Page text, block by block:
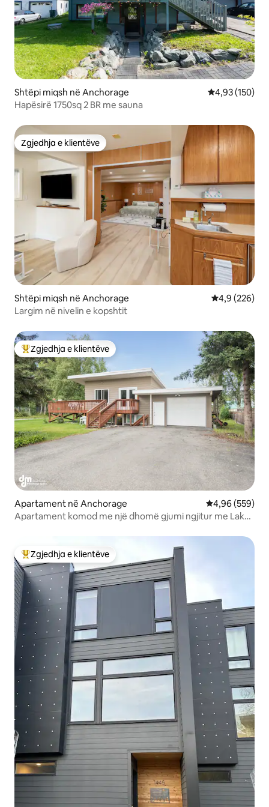
Shtëpi miqsh në Anchorage Vlerësimi
4,93 (150)
Hapësirë 1750sq 2 BR me sauna
Zgjedhja e klientëve
Zgjedhja e klientëve
Shtëpi miqsh në Anchorage Vlerësimi
4,9 (226)
Largim në nivelin e kopshtit
Më të mirat e zgjedhjeve të klientëve
Zgjedhja e klientëve
Apartament në Anchorage Vlerësimi
4,96 (559)
Apartament komod me një dhomë gjumi ngjitur me Lake
Më të mirat e zgjedhjeve të klientëve
Zgjedhja e klientëve